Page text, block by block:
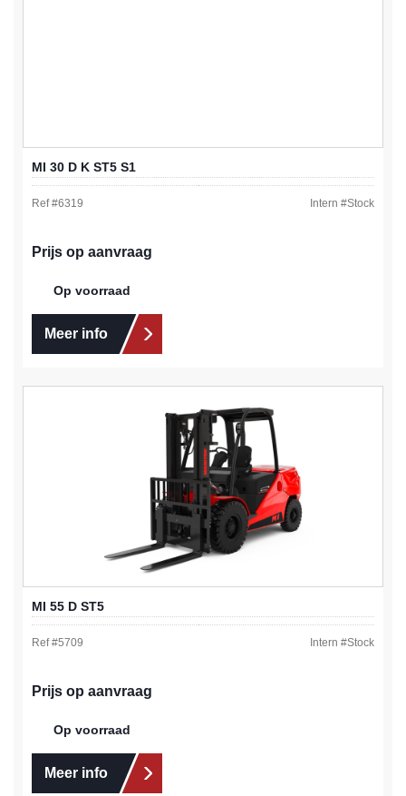
MI 30 D K ST5 S1
Ref #6319 Intern #Stock
Prijs op aanvraag
Op voorraad
Meer info
MI 55 D ST5
Ref #5709 Intern #Stock
Prijs op aanvraag
Op voorraad
Meer info